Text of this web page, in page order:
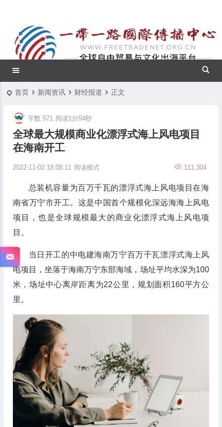
首页 新闻资讯 财经报道 正文
全球最大规模商业化漂浮式海上风电项目
在海南开工
2022-11-02 18:08:11 111,304
字数 571 阅读1分54秒
阅读模式
总装机容量为百万千瓦的漂浮式海上风电项目在海
南省万宁市开工。这是中国首个规模化深远海海上风电
项目，也是全球规模最大的商业化漂浮式海上风电项
目。
当日开工的中电建海南万宁百万千瓦漂浮式海上风
电项目，坐落于海南万宁东部海域，场址平均水深为100
米，场址中心离岸距离为22公里，规划面积160平方公
里。